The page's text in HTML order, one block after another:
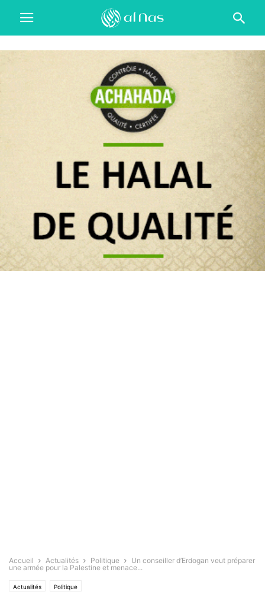
Accueil Actualités Politique
Un conseiller d’Erdogan veut préparer
une armée pour la Palestine et menace...
Actualités Politique